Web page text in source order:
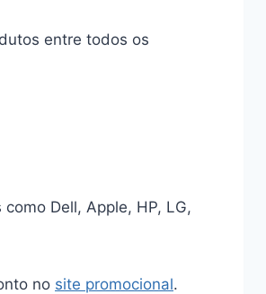
entre todos os
Dell, Apple, HP, LG,
no site promocional.